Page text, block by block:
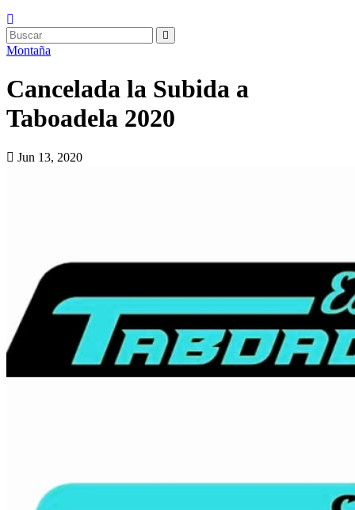
Montaña
Cancelada la Subida a
Taboadela 2020
Jun 13, 2020